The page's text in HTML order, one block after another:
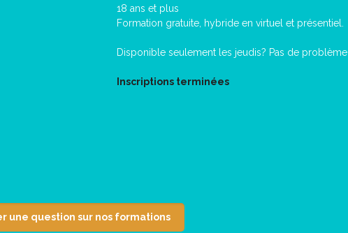
18 ans et plus
Formation gratuite, hybride en virtuel et présentiel.
Disponible seulement les jeudis? Pas de problème
Inscriptions terminées
une question sur nos formations